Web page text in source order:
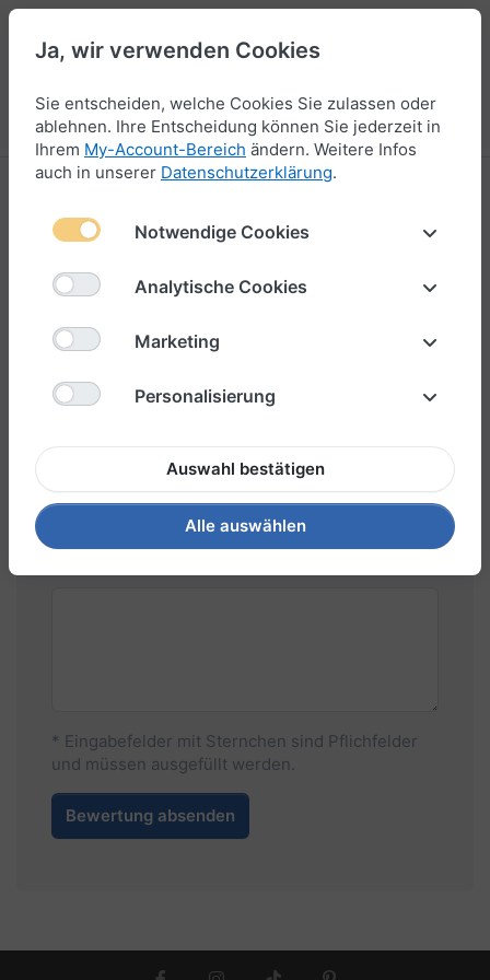
Menü Anmelden Vergleichen Wunschliste Warenkorb
Schlüsselkette Italienfarben Grün-Weiß-Rot
Ihre Bewertung?
* Eingabefelder mit Sternchen sind Pflichfelder
und müssen ausgefüllt werden.
Bewertung absenden
Ja, wir verwenden Cookies
Sie entscheiden, welche Cookies Sie zulassen oder
ablehnen. Ihre Entscheidung können Sie jederzeit in
Ihrem My-Account-Bereich ändern. Weitere Infos
auch in unserer Datenschutzerklärung.
Notwendige Cookies
Analytische Cookies
Marketing
Personalisierung
Auswahl bestätigen
Alle auswählen